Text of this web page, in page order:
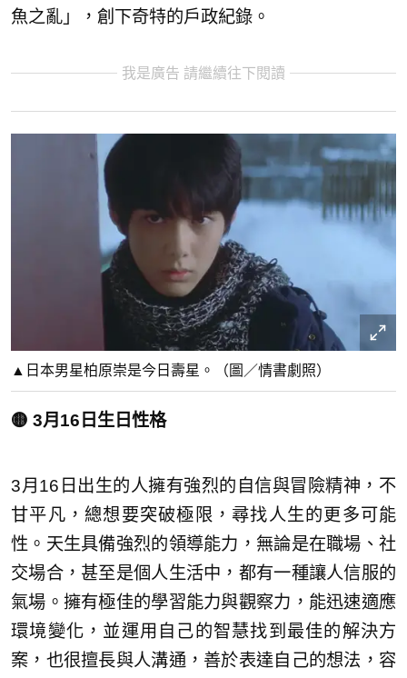
魚之亂」，創下奇特的戶政紀錄。
我是廣告 請繼續往下閱讀
▲日本男星柏原崇是今日壽星。（圖／情書劇照）
🟡 3月16日生日性格
3月16日出生的人擁有強烈的自信與冒險精神，不
甘平凡，總想要突破極限，尋找人生的更多可能
性。天生具備強烈的領導能力，無論是在職場、社
交場合，甚至是個人生活中，都有一種讓人信服的
氣場。擁有極佳的學習能力與觀察力，能迅速適應
環境變化，並運用自己的智慧找到最佳的解決方
案，也很擅長與人溝通，善於表達自己的想法，容